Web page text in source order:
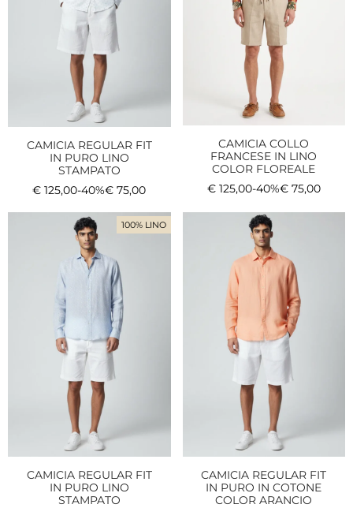
CAMICIA REGULAR FIT
IN PURO LINO
STAMPATO
€ 125,00-40%€ 75,00
CAMICIA COLLO
FRANCESE IN LINO
COLOR FLOREALE
€125,00-40%€75,00
100% LINO
CAMICIA REGULAR FIT
IN PURO LINO
STAMPATO
CAMICIA REGULAR FIT
IN PURO IN COTONE
COLOR ARANCIO